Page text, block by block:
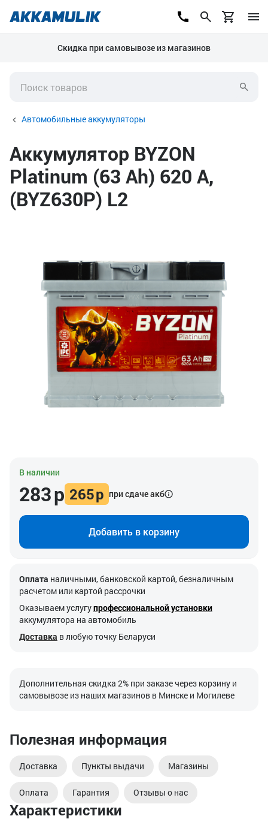
Скидка при самовывозе из магазинов
Автомобильные аккумуляторы
Аккумулятор BYZON
Platinum (63 Ah) 620 А,
(BYZ630P) L2
Характеристики
В наличии
283р 265р при сдаче акб
Добавить в корзину
Оплата наличными, банковской картой, безналичным
расчетом или картой рассрочки
Оказываем услугупрофессиональной установки
аккумулятора на автомобиль
Доставка в любую точку Беларуси
Дополнительная скидка 2% при заказе через корзину и
самовывозе из наших магазинов в Минске и Могилеве
Полезная информация
Доставка Пункты выдачи Магазины
Оплата Гарантия Отзывы о нас